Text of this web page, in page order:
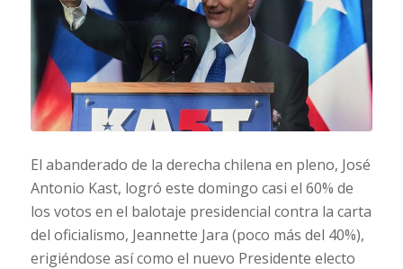
El abanderado de la derecha chilena en pleno, José
Antonio Kast, logró este domingo casi el 60% de
los votos en el balotaje presidencial contra la carta
del oficialismo, Jeannette Jara (poco más del 40%),
erigiéndose así como el nuevo Presidente electo